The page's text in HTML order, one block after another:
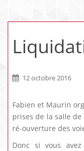
12 octobre 2016
Fabien et Maurin
prises de la salle
ré-ouverture des
Donc si vous